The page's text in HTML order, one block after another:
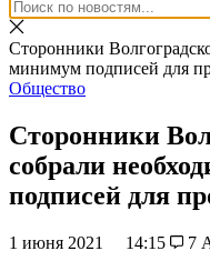
Сторонники
минимум подписей для
Общество
Сторонники
собрали
подписей для
1 июня 2021 14:15 7